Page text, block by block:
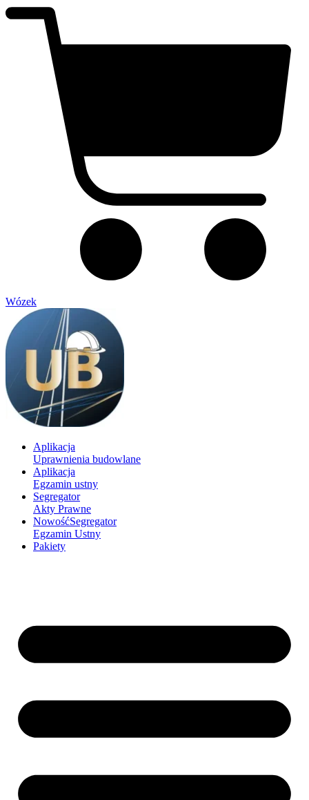
Wózek
Aplikacja
Uprawnienia budowlane
Aplikacja
Egzamin ustny
Segregator
Akty Prawne
NowośćSegregator
Egzamin Ustny
Pakiety